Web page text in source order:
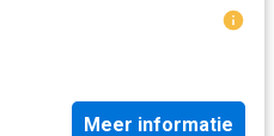
Meer informatie